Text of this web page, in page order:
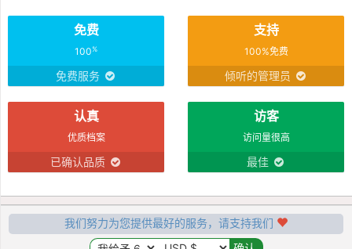
免费
100%
免费服务
支持
100%免费
倾听的管理员
认真
优质档案
已确认品质
访客
访问量很高
最佳
我们努力为您提供最好的服务，请支持我们